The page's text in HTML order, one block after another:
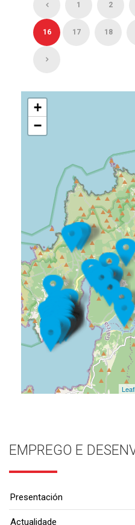
1 2
16 17 18
+
−
EMPREGO E
Presentación
Actualidade